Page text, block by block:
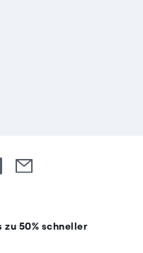
50% schneller